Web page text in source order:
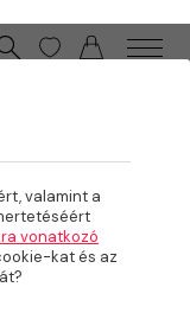
valamint a
vonatkozó
kat és az